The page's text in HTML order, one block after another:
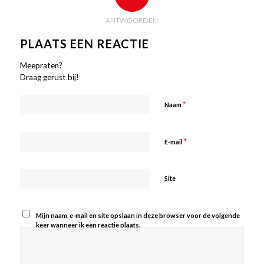
ANTWOORDEN
PLAATS EEN REACTIE
Meepraten?
Draag gerust bij!
Naam*
E-mail *
Site
Mijn naam, e-mail en site opslaan in deze browser voor de volgende
keer wanneer ik een reactie plaats.